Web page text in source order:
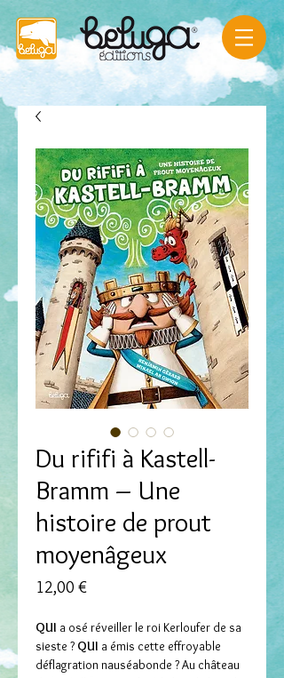
Du rififi à Kastell-
Bramm – Une
histoire de prout
moyenâgeux
12,00 €Prix
QUI a osé réveiller le roi Kerloufer de sa
sieste ? QUI a émis cette effroyable
déflagration nauséabonde ? Au château